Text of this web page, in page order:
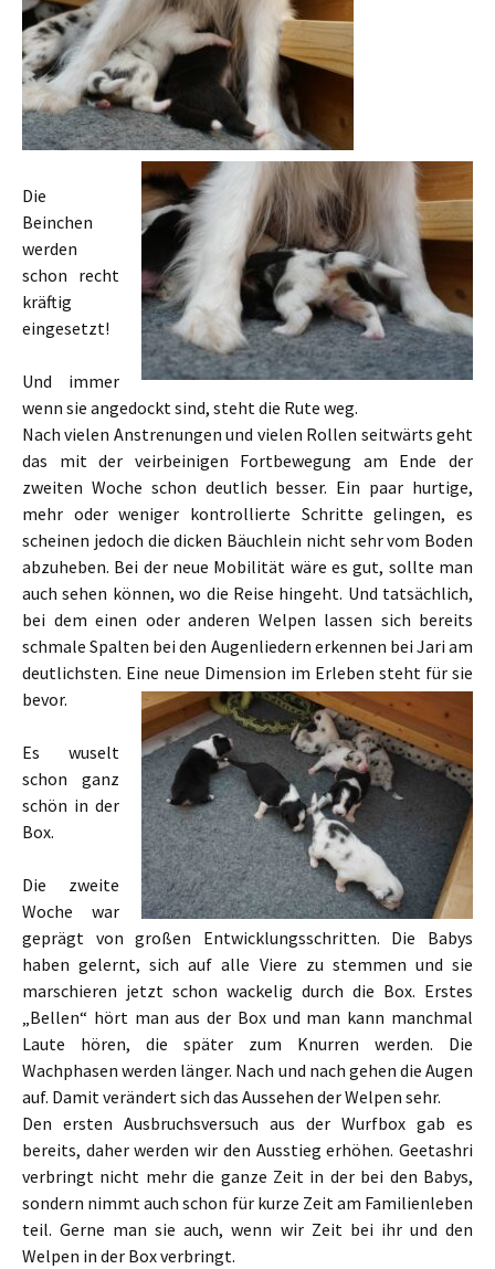
Die
Beinchen
werden
schon recht
kräftig
eingesetzt!
Und immer
wenn sie angedockt sind, steht die Rute weg.
Nach vielen Anstrenungen und vielen Rollen seitwärts geht
das mit der veirbeinigen Fortbewegung am Ende der
zweiten Woche schon deutlich besser. Ein paar hurtige,
mehr oder weniger kontrollierte Schritte gelingen, es
scheinen jedoch die dicken Bäuchlein nicht sehr vom Boden
abzuheben. Bei der neue Mobilität wäre es gut, sollte man
auch sehen können, wo die Reise hingeht. Und tatsächlich,
bei dem einen oder anderen Welpen lassen sich bereits
schmale Spalten bei den Augenliedern erkennen bei Jari am
deutlichsten. Eine neue Dimension im Erleben steht für sie
bevor.
Es wuselt
schon ganz
schön in der
Box.
Die zweite
Woche war
geprägt von großen Entwicklungsschritten. Die Babys
haben gelernt, sich auf alle Viere zu stemmen und sie
marschieren jetzt schon wackelig durch die Box. Erstes
„Bellen“ hört man aus der Box und man kann manchmal
Laute hören, die später zum Knurren werden. Die
Wachphasen werden länger. Nach und nach gehen die Augen
auf. Damit verändert sich das Aussehen der Welpen sehr.
Den ersten Ausbruchsversuch aus der Wurfbox gab es
bereits, daher werden wir den Ausstieg erhöhen. Geetashri
verbringt nicht mehr die ganze Zeit in der bei den Babys,
sondern nimmt auch schon für kurze Zeit am Familienleben
teil. Gerne man sie auch, wenn wir Zeit bei ihr und den
Welpen in der Box verbringt.